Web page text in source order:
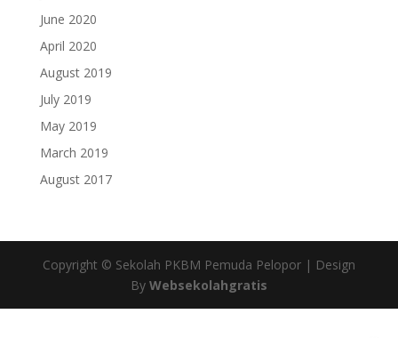
June 2020
April 2020
August 2019
July 2019
May 2019
March 2019
August 2017
Copyright © Sekolah PKBM Pemuda Pelopor | Design
By Websekolahgratis